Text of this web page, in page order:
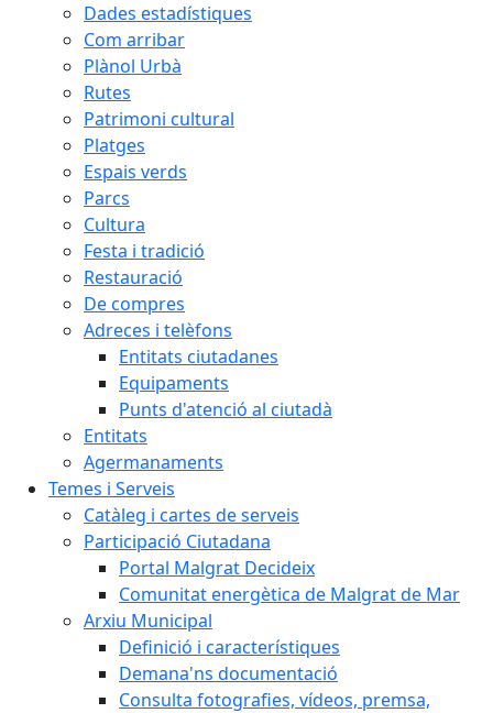
Dades estadístiques
Com arribar
Plànol Urbà
Rutes
Patrimoni cultural
Platges
Espais verds
Parcs
Cultura
Festa i tradició
Restauració
De compres
Adreces i telèfons
Entitats ciutadanes
Equipaments
Punts d'atenció al ciutadà
Entitats
Agermanaments
Temes i Serveis
Catàleg i cartes de serveis
Participació Ciutadana
Portal Malgrat Decideix
Comunitat energètica de Malgrat de Mar
Arxiu Municipal
Definició i característiques
Demana'ns documentació
Consulta fotografies, vídeos, premsa,